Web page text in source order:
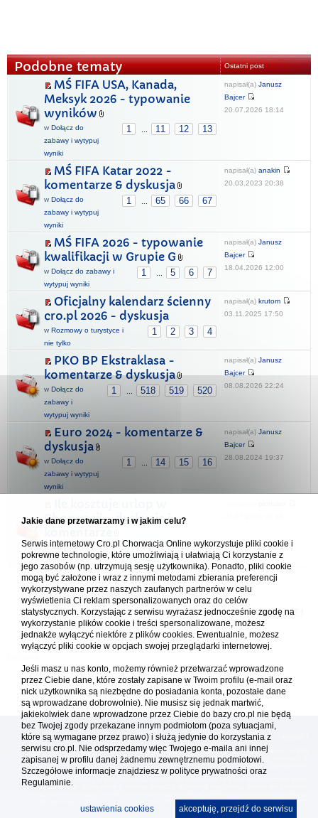
Podobne tematy Ostatni post
MŚ FIFA USA, Kanada,
Meksyk 2026 - typowanie
wyników
1 11 12 13
w Dołącz do
zabawy i wytypuj
wyniki
napisał(a) Janusz
Bajcer
20.07.2026 18:14
MŚ FIFA Katar 2022 -
komentarze & dyskusja
1 65 66 67
w Dołącz do
zabawy i wytypuj
wyniki
napisał(a) anakin
20.03.2023 20:38
MŚ FIFA 2026 - typowanie
kwalifikacji w Grupie G
1 5 6 7
w Dołącz do zabawy i
wytypuj wyniki
napisał(a) Janusz
Bajcer
18.04.2026 12:00
Oficjalny kalendarz ścienny
cro.pl 2026 - dyskusja
1 2 3 4
w Rozmowy o turystyce i
nie tylko
napisał(a) krutom
03.11.2025 17:50
PKO BP Ekstraklasa -
komentarze & dyskusja
1 518 519 520
w Dołącz do
zabawy i
wytypuj wyniki
napisał(a) Janusz
Bajcer
08.08.2026 22:24
Euro 2024 - komentarze &
dyskusja
1 14 15 16
w Dołącz do
zabawy i wytypuj
wyniki
napisał(a) Janusz
Bajcer
28.08.2024 19:37
Chorwacji - dyskusja i
1 ... 957 958 959
wWakacje
2026
Forum Chorwacja Online - Cro.pl
Usuń ciasteczka• Strefa czasowa: UTC + 1 (Polska - czas zimowy) [ DST
[reklama ] [
Platforma cro.pl© Chorwacja online™ wykorzystuje cookies do prawidłowego działania, te pliki
gromadzą na Twoim komputerze dane ułatwiające korzystanie z serwisu; więcej informacji w
Redakcja platformy cro.pl© Chorwacja online™ nie odpowiada za treści zamieszczone przez
użytkowników. Korzystanie z serwisu oznacza akceptację regulaminu. Serwis ma charakter
się organizacją imprez turystycznych oraz nie odpowiada za treść zamieszczonych reklam.
Jakie dane przetwarzamy i w jakim celu?
Serwis internetowy Cro.pl Chorwacja Online wykorzystuje pliki cookie i
pokrewne technologie, które umożliwiają i ułatwiają Ci korzystanie z
jego zasobów (np. utrzymują sesję użytkownika). Ponadto, pliki cookie
mogą być założone i wraz z innymi metodami zbierania preferencji
wykorzystywane przez naszych zaufanych partnerów w celu
wyświetlenia Ci reklam spersonalizowanych oraz do celów
statystycznych. Korzystając z serwisu wyrażasz jednocześnie zgodę na
wykorzystanie plików cookie i treści spersonalizowane, możesz
jednakże wyłączyć niektóre z plików cookies. Ewentualnie, możesz
wyłączyć pliki cookie w opcjach swojej przeglądarki internetowej.
Jeśli masz u nas konto, możemy również przetwarzać wprowadzone
przez Ciebie dane, które zostały zapisane w Twoim profilu (e-mail oraz
nick użytkownika są niezbędne do posiadania konta, pozostałe dane
są wprowadzane dobrowolnie). Nie musisz się jednak martwić,
jakiekolwiek dane wprowadzone przez Ciebie do bazy cro.pl nie będą
bez Twojej zgody przekazane innym podmiotom (poza sytuacjami,
które są wymagane przez prawo) i służą jedynie do korzystania z
serwisu cro.pl. Nie odsprzedamy więc Twojego e-maila ani innej
zapisanej w profilu danej żadnemu zewnętrznemu podmiotowi.
Szczegółowe informacje znajdziesz w polityce prywatności oraz
Regulaminie.
akceptuję, przejdź do serwisu
ustawienia cookies